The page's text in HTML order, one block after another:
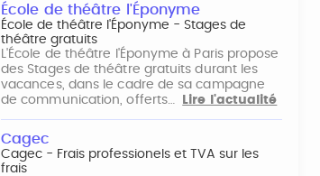
École de théâtre l'Éponyme
École de théâtre l'Éponyme - Stages de
théâtre gratuits
L'École de théâtre l'Éponyme à Paris propose
des Stages de théâtre gratuits durant les
vacances, dans le cadre de sa campagne
de communication, offerts…
Lire l'actualité
Cagec
Cagec - Frais professionels et TVA sur les
frais